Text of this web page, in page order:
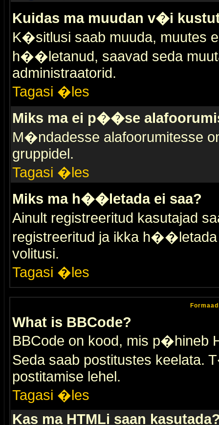
Kuidas ma muudan v�i
K�sitlusi saab muuda, muutes
h��letanud, saavad seda
administraatorid.
Tagasi �les
Miks ma ei p��se
M�ndadesse alafoorumitesse
gruppidel.
Tagasi �les
Miks ma h��letada ei saa?
Ainult registreeritud kasutajad
registreeritud ja ikka h��letada
volitusi.
Tagasi �les
What is BBCode?
BBCode on kood, mis p�hineb
Seda saab postitustes keelata.
postitamise lehel.
Tagasi �les
Kas ma HTMLi saan